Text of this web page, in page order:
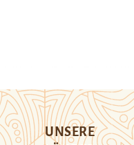
UNSERE